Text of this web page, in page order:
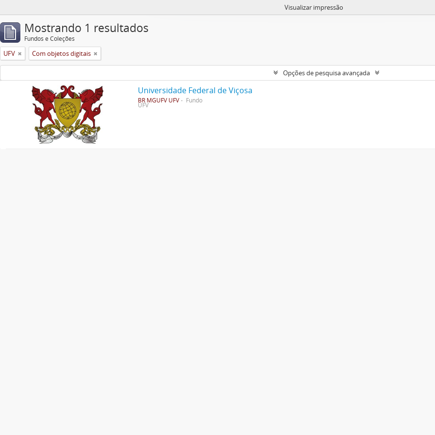
Visualizar impressão
Mostrando 1 resultados
Fundos e Coleções
UFV Com objetos digitais
Opções de pesquisa avançada
Universidade Federal de Viçosa
BR MGUFV UFV Fundo
UFV